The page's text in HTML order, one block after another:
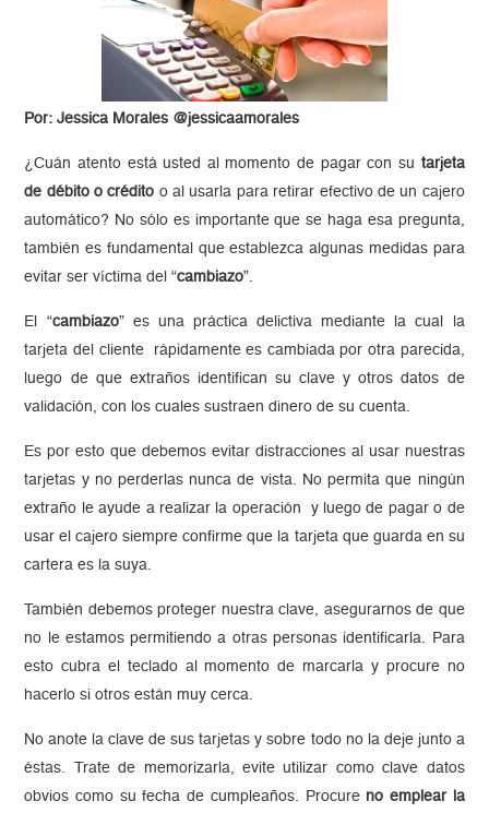
Por: Jessica Morales @jessicaamorales
¿Cuán atento está usted al momento de pagar con su tarjeta
de débito o crédito o al usarla para retirar efectivo de un cajero
automático? No sólo es importante que se haga esa pregunta,
también es fundamental que establezca algunas medidas para
evitar ser víctima del “cambiazo”.
El “cambiazo” es una práctica delictiva mediante la cual la
tarjeta del cliente rápidamente es cambiada por otra parecida,
luego de que extraños identifican su clave y otros datos de
validación, con los cuales sustraen dinero de su cuenta.
Es por esto que debemos evitar distracciones al usar nuestras
tarjetas y no perderlas nunca de vista. No permita que ningún
extraño le ayude a realizar la operación y luego de pagar o de
usar el cajero siempre confirme que la tarjeta que guarda en su
cartera es la suya.
También debemos proteger nuestra clave, asegurarnos de que
no le estamos permitiendo a otras personas identificarla. Para
esto cubra el teclado al momento de marcarla y procure no
hacerlo si otros están muy cerca.
No anote la clave de sus tarjetas y sobre todo no la deje junto a
éstas. Trate de memorizarla, evite utilizar como clave datos
obvios como su fecha de cumpleaños. Procure no emplear la